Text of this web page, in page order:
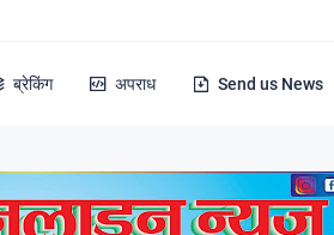
ब्रेकिंग अपराध Send us News